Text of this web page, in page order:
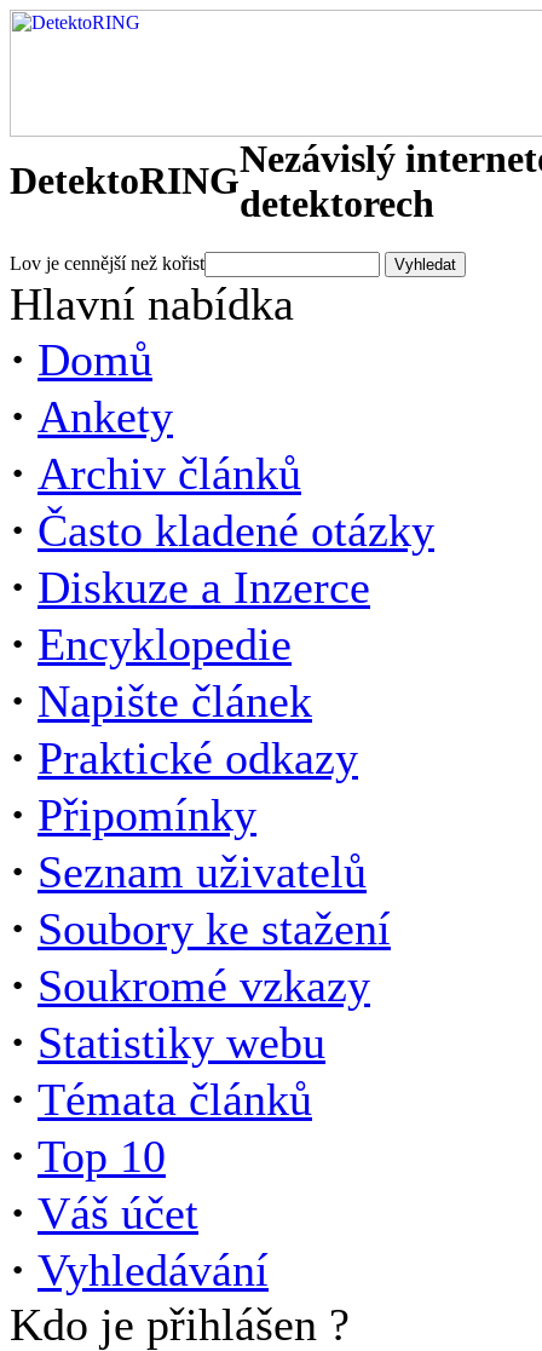
DetektoRINGNezávislý
detektorech
Lov je cennější než kořist
Hlavní nabídka
· Domů
· Ankety
· Archiv článků
· Často kladené otázky
· Diskuze a Inzerce
· Encyklopedie
· Napište článek
· Praktické odkazy
· Připomínky
· Seznam uživatelů
· Soubory ke stažení
· Soukromé vzkazy
· Statistiky webu
· Témata článků
· Top 10
· Váš účet
· Vyhledávání
Kdo je přihlášen ?